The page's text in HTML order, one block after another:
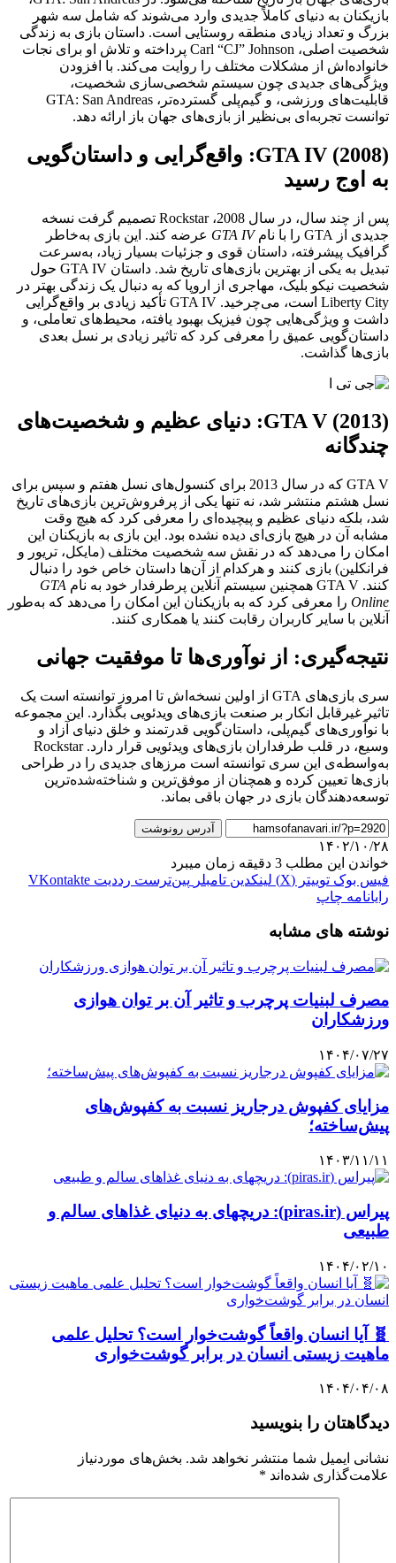
بازیکنان به دنیای کاملاً جدیدی وارد می‌شوند که شامل سه شهر
بزرگ و تعداد زیادی منطقه روستایی است. داستان بازی به زندگی
شخصیت اصلی، Carl “CJ” Johnson پرداخته و تلاش او برای نجات
خانواده‌اش از مشکلات مختلف را روایت می‌کند. با افزودن
ویژگی‌های جدیدی چون سیستم شخصی‌سازی شخصیت،
قابلیت‌های ورزشی، و گیم‌پلی گسترده‌تر، GTA: San Andreas
توانست تجربه‌ای بی‌نظیر از بازی‌های جهان باز ارائه دهد.
GTA IV (2008): واقع‌گرایی و داستان‌گویی
به اوج رسید
پس از چند سال، در سال 2008، Rockstar تصمیم گرفت نسخه
جدیدی از GTA را با نام
GTA IV عرضه کند. این بازی به‌خاطر
گرافیک پیشرفته، داستان قوی و جزئیات بسیار زیاد، به‌سرعت
تبدیل به یکی از بهترین بازی‌های تاریخ شد. داستان GTA IV حول
شخصیت نیکو بلیک، مهاجری از اروپا که به دنبال یک زندگی بهتر در
Liberty City است، می‌چرخید. GTA IV تأکید زیادی بر واقع‌گرایی
داشت و ویژگی‌هایی چون فیزیک بهبود یافته، محیط‌های تعاملی، و
داستان‌گویی عمیق را معرفی کرد که تاثیر زیادی بر نسل بعدی
بازی‌ها گذاشت.
GTA V (2013): دنیای عظیم و شخصیت‌های
چندگانه
GTA V که در سال 2013 برای کنسول‌های نسل هفتم و سپس برای
نسل هشتم منتشر شد، نه تنها یکی از پرفروش‌ترین بازی‌های تاریخ
شد، بلکه دنیای عظیم و پیچیده‌ای را معرفی کرد که هیچ وقت
مشابه آن در هیچ بازی‌ای دیده نشده بود. این بازی به بازیکنان این
امکان را می‌دهد که در نقش سه شخصیت مختلف (مایکل، تریور و
فرانکلین) بازی کنند و هرکدام از آن‌ها داستان خاص خود را دنبال
کنند. GTA V همچنین سیستم آنلاین پرطرفدار خود به نام
GTA
Online را معرفی کرد که به بازیکنان این امکان را می‌دهد که به‌طور
آنلاین با سایر کاربران رقابت کنند یا همکاری کنند.
نتیجه‌گیری: از نوآوری‌ها تا موفقیت جهانی
سری بازی‌های GTA از اولین نسخه‌اش تا امروز توانسته است یک
تاثیر غیرقابل انکار بر صنعت بازی‌های ویدئویی بگذارد. این مجموعه
با نوآوری‌های گیم‌پلی، داستان‌گویی قدرتمند و خلق دنیای آزاد و
وسیع، در قلب طرفداران بازی‌های ویدئویی قرار دارد. Rockstar
به‌واسطه‌ی این سری توانسته است مرزهای جدیدی را در طراحی
بازی‌ها تعیین کرده و همچنان از موفق‌ترین و شناخته‌شده‌ترین
توسعه‌دهندگان بازی در جهان باقی بماند.
آدرس رونوشت
۱۴۰۲/۱۰/۲۸
خواندن این مطلب 3 دقیقه زمان میبرد
فیس بوک توییتر (X) لینکدین ‫تامبلر ‫پین‌ترست ‫رددیت ‫VKontakte
رایانامه چاپ
نوشته های مشابه
مصرف لبنیات پرچرب و تاثیر آن بر توان هوازی
ورزشکاران
۱۴۰۴/۰۷/۲۷
مزایای کفپوش درجاریز نسبت به کفپوش‌های
پیش‌ساخته؛
۱۴۰۳/۱۱/۱۱
پیراس (piras.ir): دریچهای به دنیای غذاهای سالم و
طبیعی
۱۴۰۴/۰۲/۱۰
🧬 آیا انسان واقعاً گوشت‌خوار است؟ تحلیل علمی
ماهیت زیستی انسان در برابر گوشت‌خواری
۱۴۰۴/۰۴/۰۸
دیدگاهتان را بنویسید
نشانی ایمیل شما منتشر نخواهد شد. بخش‌های موردنیاز
علامت‌گذاری شده‌اند *